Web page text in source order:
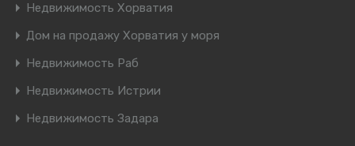
Недвижимость Хорватия
Дом на продажу Хорватия у моря
Недвижимость Раб
Недвижимость Истрии
Недвижимость Задара